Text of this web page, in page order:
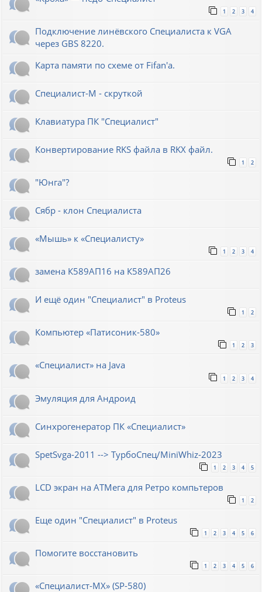
1 2 3 4
Подключение линёвского Специалиста к VGA
через GBS 8220.
Карта памяти по схеме от Fifan'a.
Специалист-М - скруткой
Клавиатура ПК "Специалист"
Конвертирование RKS файла в RKX файл.
1 2
"Юнга"?
Сябр - клон Специалиста
«Мышь» к «Специалисту»
1 2 3 4
замена К589АП16 на К589АП26
И ещё один "Специалист" в Proteus
1 2
Компьютер «Патисоник-580»
1 2 3
«Специалист» на Java
1 2 3 4
Эмуляция для Андроид
Синхрогенератор ПК «Специалист»
SpetSvga-2011 --> ТурбоСпец/MiniWhiz-2023
1 2 3 4 5
LCD экран на АТМега для Ретро компьтеров
1 2
Еще один "Специалист" в Proteus
1 2 3 4 5 6
Помогите восстановить
1 2 3 4 5 6
«Специалист-МХ» (SP-580)